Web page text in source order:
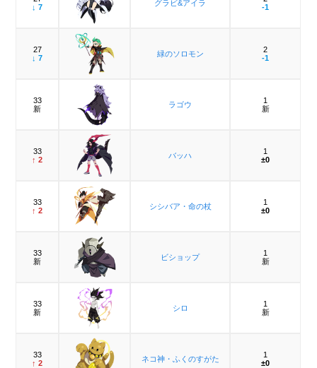
↓ 7
グラビ&アイラ
-1
27
↓ 7
緑のソロモン
2
-1
33
新
ラゴウ
1
新
33
↑ 2
バッハ
1
±0
33
↑ 2
シシバア・命の杖
1
±0
33
新
ビショップ
1
新
33
新
シロ
1
新
33
↑ 2
ネコ神・ふくのすがた
1
±0